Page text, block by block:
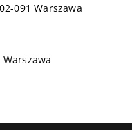
091 Warszawa
Warszawa